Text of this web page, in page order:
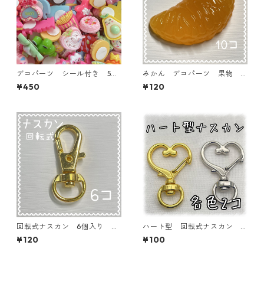
デコパーツ シール付き 50
個入り 貼り付けパーツ【DP-
stype-50ｐ】
¥450
みかん デコパーツ 果物
フルーツ 10個入り 貼り付
けパーツ【DP-FU-ORN2】
¥120
回転式ナスカン 6個入り ゴ
ールド【AP-KNK1-GLD】
¥120
ハート型 回転式ナスカン
各色2個入り 丸カンつき【AP
-KNK-HAT2P】
¥100